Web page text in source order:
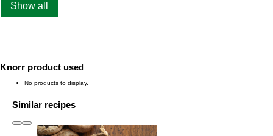
Show all
Knorr product used
No products to display.
Similar recipes
1 to 3of 6